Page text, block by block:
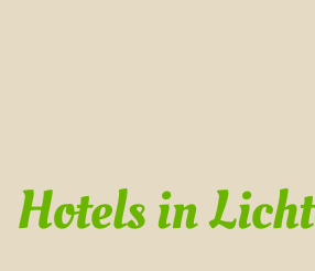
Hotels in